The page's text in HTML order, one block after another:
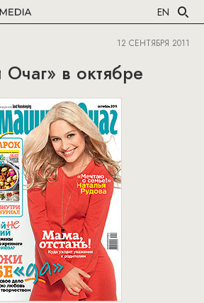
EN
12 СЕНТЯБРЯ 2011
в октябре